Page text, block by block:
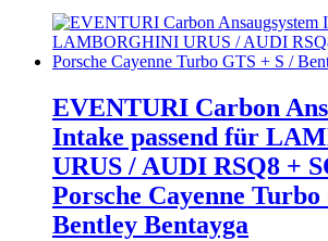
EVENTURI Carbon
Intake passend für
URUS / AUDI RSQ8 +
Porsche Cayenne Turbo
Bentley Bentayga